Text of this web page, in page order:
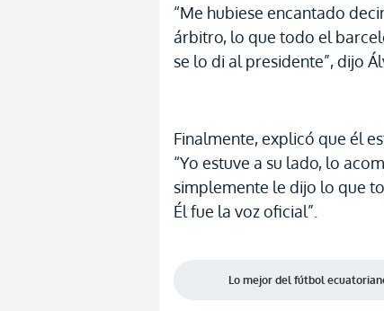
“Me hubiese encantado
árbitro, lo que todo el
se lo di al presidente”, dijo
Finalmente, explicó que él
“Yo estuve a su lado, lo
simplemente le dijo lo que
Él fue la voz oficial”.
Lo mejor del fútbol